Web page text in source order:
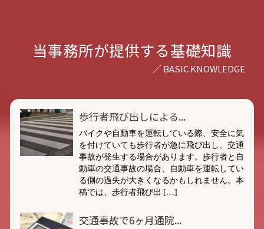
当事務所が提供する基礎知識
歩行者飛び出しによる...
バイクや自動車を運転している際、安全に気
を付けていても歩行者が急に飛び出し、交通
事故が発生する場合があります。歩行者と自
動車の交通事故の場合、自動車を運転してい
る側の過失が大きくなるかもしれません。本
稿では、歩行者飛び出 […]
交通事故で6ヶ月通院...